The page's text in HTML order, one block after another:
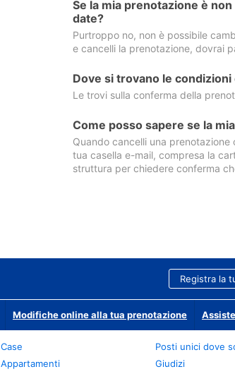
Se la mia prenotazione è
date?
Purtroppo no, non è possibile
e cancelli la prenotazione, dovrai
Dove si trovano le
Le trovi sulla conferma della
Come posso sapere se la
Quando cancelli una
tua casella e-mail, compresa la
struttura per chiedere conferma
Registra la
Modifiche online alla tua prenotazione
Case
Appartamenti
Posti unici dove
Giudizi